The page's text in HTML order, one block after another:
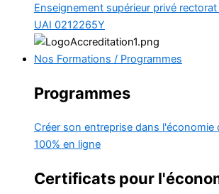
Enseignement supérieur privé rectorat
UAI 0212265Y
Nos Formations / Programmes
Programmes
Créer son entreprise dans l'économie
100% en ligne
Certificats pour